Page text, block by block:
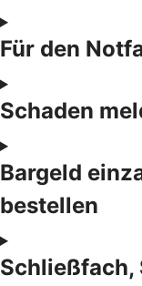
Für den
Schaden
Bargeld
bestellen
Schließfach,